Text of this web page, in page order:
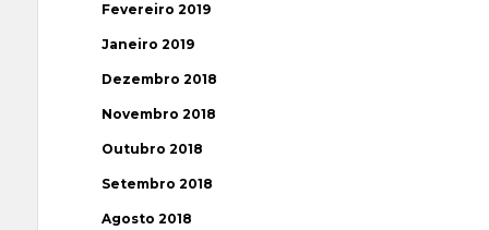
Fevereiro 2019
Janeiro 2019
Dezembro 2018
Novembro 2018
Outubro 2018
Setembro 2018
Agosto 2018